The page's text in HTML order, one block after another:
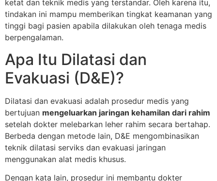
ketat dan teknik medis yang terstandar. Oleh karena itu,
tindakan ini mampu memberikan tingkat keamanan yang
tinggi bagi pasien apabila dilakukan oleh tenaga medis
berpengalaman.
Apa Itu Dilatasi dan
Evakuasi (D&E)?
Dilatasi dan evakuasi adalah prosedur medis yang
bertujuan mengeluarkan jaringan kehamilan dari rahim
setelah dokter melebarkan leher rahim secara bertahap.
Berbeda dengan metode lain, D&E mengombinasikan
teknik dilatasi serviks dan evakuasi jaringan
menggunakan alat medis khusus.
Dengan kata lain, prosedur ini membantu dokter